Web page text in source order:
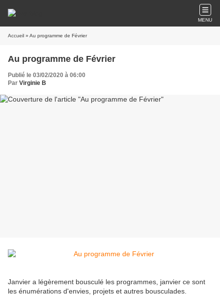
MENU
Accueil » Au programme de Février
Au programme de Février
Publié le 03/02/2020 à 06:00
Par Virginie B
Janvier a légèrement bousculé les programmes, janvier ce sont
les énumérations d'envies, projets et autres bousculades.